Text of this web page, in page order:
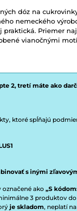
dóz na
nemeckého
praktická. Priemer
vianočnými
2, tretí máte ako
ktoré spĺňajú
s inými
ako „S
3 produktov do
je skladom, neplatí